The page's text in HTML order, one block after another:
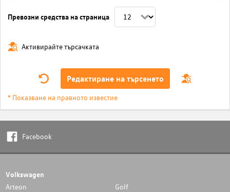
Превозни средства на страница
Активирайте търсачката
Редактиране на търсенето
* Показване на правното известие
Facebook
Volkswagen
Arteon
Golf